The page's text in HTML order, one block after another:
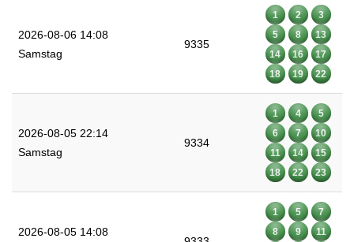
2026-08-06 14:08
Samstag
9335
1 2
3
5
8
13
14
16
17
18
19 22
2026-08-05 22:14
Samstag
9334
1 4
5
6
7
10
11
14
15
18
22 23
2026-08-05 14:08
1 5
7
8
9 11